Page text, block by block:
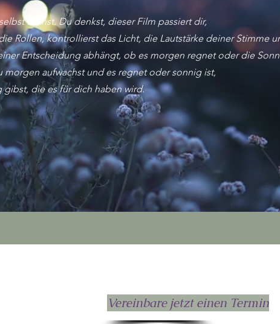
drehst. Du denkst, dieser Film passiert dir,
Rollen, kontrollierst das Licht, die Lautstärke deiner Stimme
Entscheidung abhängt, ob es morgen regnet oder die
morgen aufwachst und es regnet oder sonnig ist,
die es für dich haben wird.
Vereinbare jetzt einen Termin